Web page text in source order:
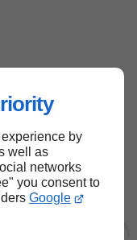
by
well as
networks
you consent to
Google